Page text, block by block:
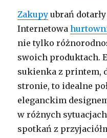
Zakupy ubrań
Internetowa
nie tylko
swoich produktach.
sukienka z printem,
stronie, to idealne
eleganckim
w różnych
spotkań z